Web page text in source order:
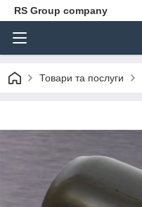
RS Group company
Товари та послуги